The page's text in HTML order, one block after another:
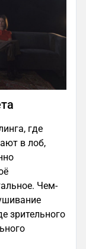
где
в лоб,
Чем-
зрительного